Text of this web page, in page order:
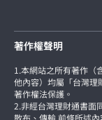
著作權聲明
1.本網站之所有著作（
他內容）均屬「台灣理
著作權法保護。
2.非經台灣理財通書面